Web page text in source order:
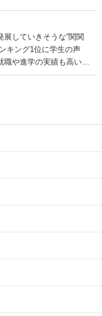
していきそうな“関関
キング1位に学生の声
職や進学の実績も高い」